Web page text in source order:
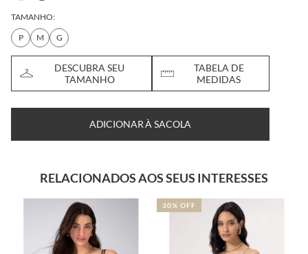
TAMANHO:
P
M G
DESCUBRA SEU
TAMANHO
TABELA DE
MEDIDAS
ADICIONAR À SACOLA
RELACIONADOS AOS SEUS INTERESSES
30% OFF